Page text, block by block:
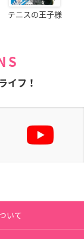
テニスの王子様
イフ！
いて